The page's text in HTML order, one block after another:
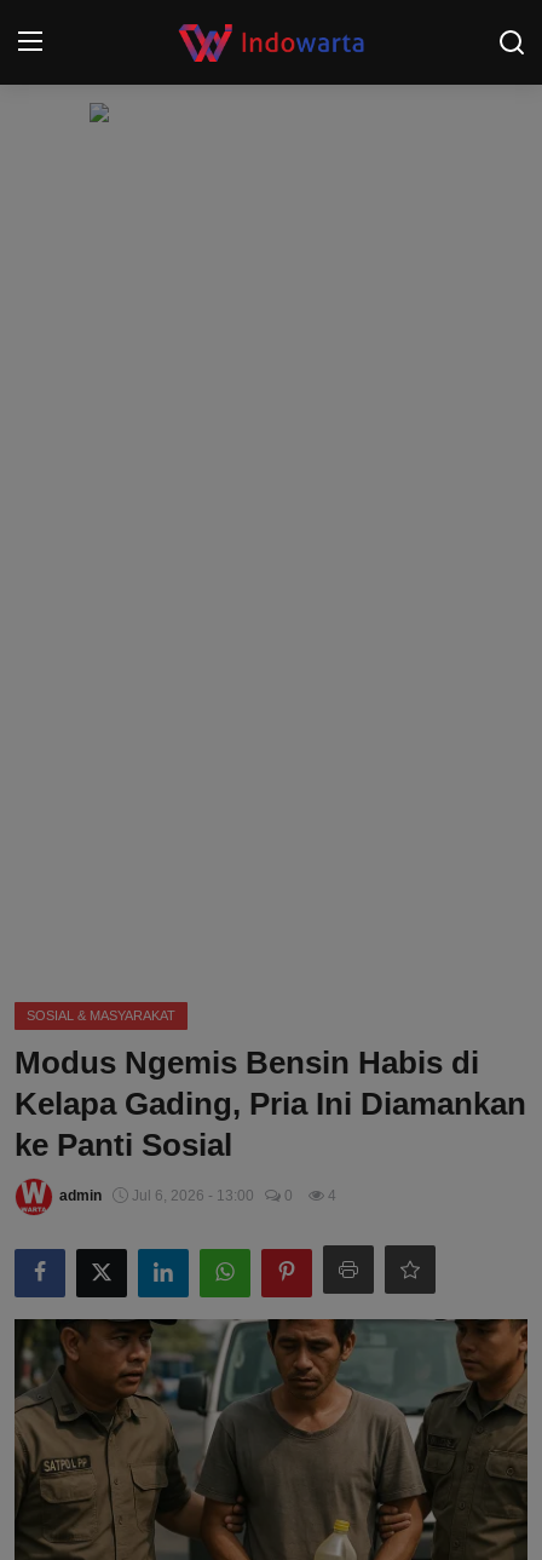
SOSIAL & MASYARAKAT
Modus Ngemis Bensin Habis di
Kelapa Gading, Pria Ini Diamankan
ke Panti Sosial
admin Jul 6, 2026 - 13:00 0 4